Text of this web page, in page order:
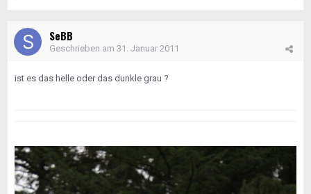
SeBB
Geschrieben am 31. Januar 2011
ist es das helle oder das dunkle grau ?